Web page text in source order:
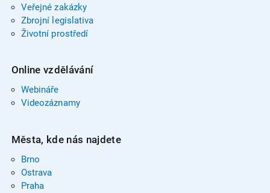
Veřejné zakázky
Zbrojní legislativa
Životní prostředí
Online vzdělávání
Webináře
Videozáznamy
Města, kde nás najdete
Brno
Ostrava
Praha